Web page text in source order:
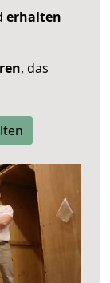
erhalten
, das